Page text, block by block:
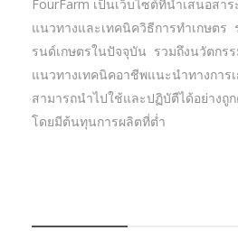
FourFarm เป็นเว็บไซต์ที่นำเสนอสา
แนวทางและเทคนิควิธีการทำเกษตร
รนด์เกษตรในปัจจุบัน รวมถึงนวัตกรร
แนวทางเทคนิคอาชีพแนะนำทางการเ
สามารถนำไปใช้และปฏิบัตืได้อย่างถู
โดยมีต้นทุนการผลิตที่ต่ำ